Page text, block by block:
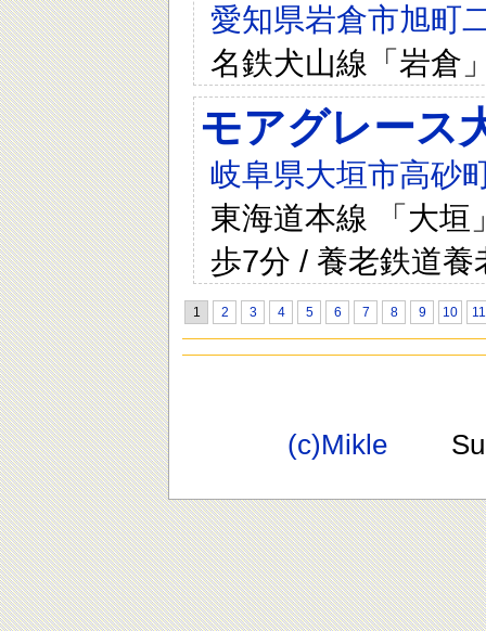
愛知県岩倉市旭町
名鉄犬山線「岩倉
モアグレース
岐阜県大垣市高砂
東海道本線 「大垣
歩7分 / 養老鉄道
1 2 3 4 5 6 7 8 9 10 11
(c)Mikle